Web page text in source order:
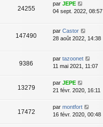
24255
par JEPE
04 sept. 2022, 08:57
147490
par Castor
28 août 2022, 14:38
9386
par tazoonet
11 mai 2021, 11:07
13279
par JEPE
21 févr. 2020, 16:11
17472
par montfort
16 févr. 2020, 00:48